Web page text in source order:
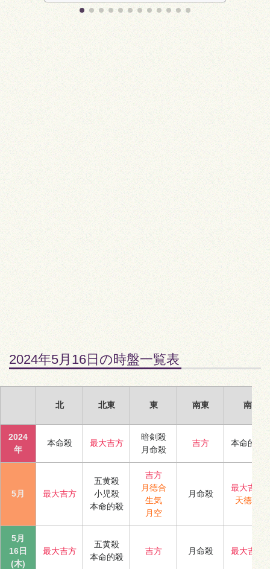
2024年5月16日の時盤一覧表
北 北東 東 南東 南
2024
年
本命殺 最大吉方
暗剣殺
月命殺
吉方 本命的殺
5月 最大吉方
五黄殺
小児殺
本命的殺
吉方
月徳合
生気
月空
月命殺
最大吉方
天徳合
5月
16日
(木)
最大吉方
五黄殺
本命的殺
吉方 月命殺 最大吉方